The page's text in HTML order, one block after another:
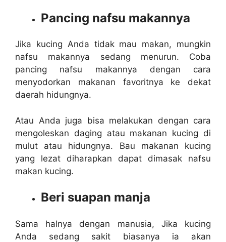
Pancing nafsu makannya
Jika kucing Anda tidak mau makan, mungkin
nafsu makannya sedang menurun. Coba
pancing nafsu makannya dengan cara
menyodorkan makanan favoritnya ke dekat
daerah hidungnya.
Atau Anda juga bisa melakukan dengan cara
mengoleskan daging atau makanan kucing di
mulut atau hidungnya. Bau makanan kucing
yang lezat diharapkan dapat dimasak nafsu
makan kucing.
Beri suapan manja
Sama halnya dengan manusia, Jika kucing
Anda sedang sakit biasanya ia akan